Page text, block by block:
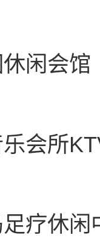
闲会馆
会所
足疗休闲